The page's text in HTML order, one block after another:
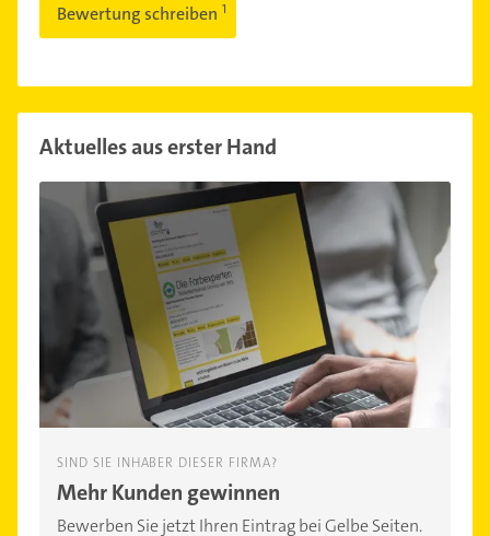
Bewertung schreiben
Aktuelles aus erster Hand
SIND SIE INHABER DIESER FIRMA?
Mehr Kunden gewinnen
Bewerben Sie jetzt Ihren Eintrag bei Gelbe Seiten.